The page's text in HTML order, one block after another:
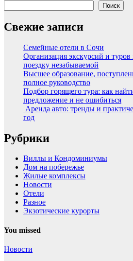
Поиск
Свежие записи
Семейные отели в Сочи
Организация экскурсий и
поездку незабываемой
Высшее образование,
полное руководство
Подбор горящего тура: как
предложение и не ошибиться
Аренда авто: тренды и
год
Рубрики
Виллы и Кондоминиумы
Дом на побережье
Жилые комплексы
Новости
Отели
Разное
Экзотические курорты
You missed
Новости